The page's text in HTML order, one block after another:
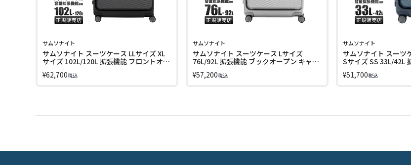
サムソナイト
サムソナイト スーツケース LLサイズ XL
サイズ 102L/120L 拡張機能 フロントオー
ップリックスFT スピナー75 エキスパン
¥62,700税込
サムソナイト
サムソナイト スーツケース Lサイズ
76L/92L 拡張機能 ブックオープン キャリ
エキスパンダブル Samsonite SPINNER
¥57,200税込
サムソナイト
サムソナイト スーツ
Sサイズ SS 33L/42L
ジップリックスFT ス
¥51,700税込